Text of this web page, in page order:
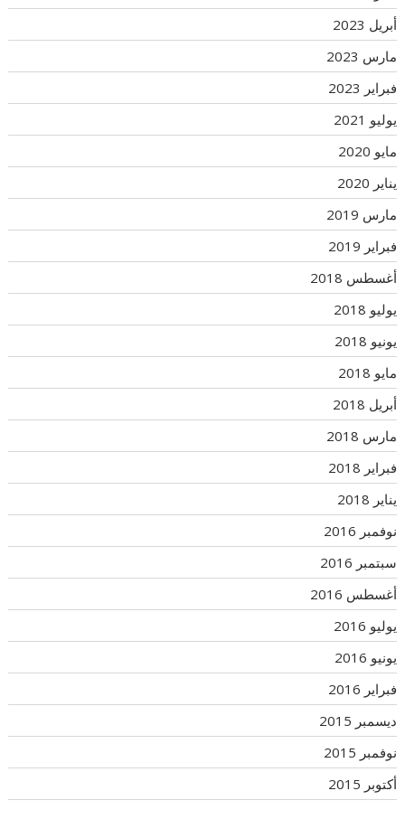
أبريل 2023
مارس 2023
فبراير 2023
يوليو 2021
مايو 2020
يناير 2020
مارس 2019
فبراير 2019
أغسطس 2018
يوليو 2018
يونيو 2018
مايو 2018
أبريل 2018
مارس 2018
فبراير 2018
يناير 2018
نوفمبر 2016
سبتمبر 2016
أغسطس 2016
يوليو 2016
يونيو 2016
فبراير 2016
ديسمبر 2015
نوفمبر 2015
أكتوبر 2015